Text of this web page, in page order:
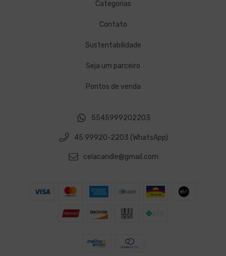
Categorias
Contato
Sustentabilidade
Seja um parceiro
Pontos de venda
5545999202203
45 99920-2203 (WhatsApp)
celacandle@gmail.com